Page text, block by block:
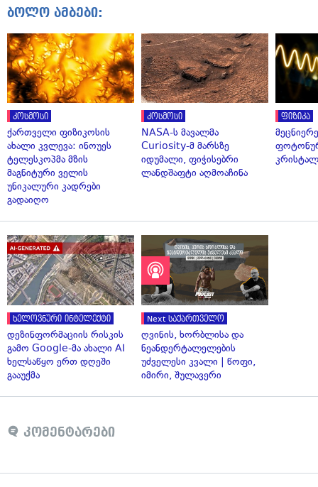
ბოლო ამბები:
კოსმოსი
ქართველი ფიზიკოსის
ახალი კვლევა: ინოუეს
ტელესკოპმა მზის
მაგნიტური ველის
უნიკალური კადრები
გადაიღო
კოსმოსი
NASA-ს მავალმა
Curiosity-მ მარსზე
იდუმალი, ფიჭისებრი
ლანდშაფტი აღმოაჩინა
ფიზიკა
ხელოვნური ინტელექტი
დეზინფორმაციის რისკის
გამო Google-მა ახალი AI
ხელსაწყო ერთ დღეში
გააუქმა
Next საქართველო
ღვინის, ხორბლისა და
ნეანდერტალელების
უძველესი კვალი | წოფი,
იმირი, შულავერი
კომენტარები